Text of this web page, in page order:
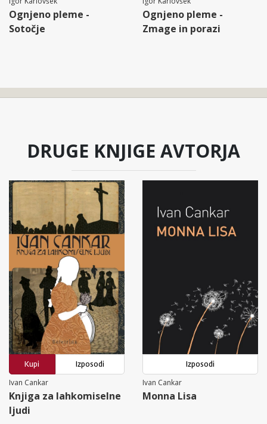
Ognjeno pleme -
Sotočje
Ognjeno pleme -
Zmage in porazi
DRUGE KNJIGE AVTORJA
Kupi
Izposodi
Ivan Cankar
Knjiga za lahkomiselne
ljudi
Izposodi
Ivan Cankar
Monna Lisa